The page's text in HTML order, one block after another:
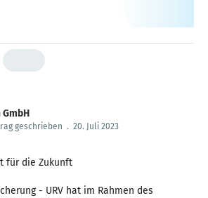
geschrieben . 20. Juli 2023
die Zukunft
- URV hat im Rahmen des